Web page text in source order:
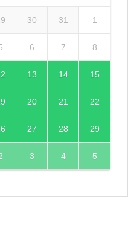
30 31 1
6 7 8
13 14 15
20 21 22
27 28 29
3 4 5